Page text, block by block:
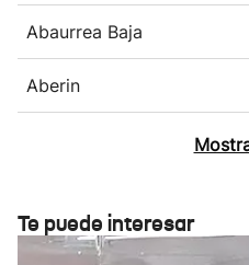
Abaurrea Baja
Aberin
Te puede interesar